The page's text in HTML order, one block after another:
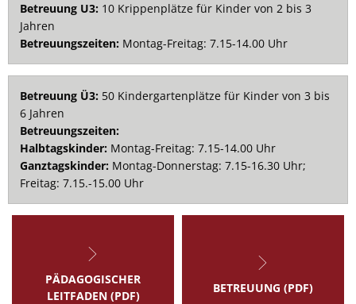
Betreuung U3: 10 Krippenplätze für Kinder von 2 bis 3
Jahren
Betreuungszeiten: Montag-Freitag: 7.15-14.00 Uhr
Betreuung Ü3: 50 Kindergartenplätze für Kinder von 3 bis
6 Jahren
Betreuungszeiten:
Halbtagskinder: Montag-Freitag: 7.15-14.00 Uhr
Ganztagskinder: Montag-Donnerstag: 7.15-16.30 Uhr;
Freitag: 7.15.-15.00 Uhr
PÄDAGOGISCHER
LEITFADEN (PDF)
BETREUUNG (PDF)